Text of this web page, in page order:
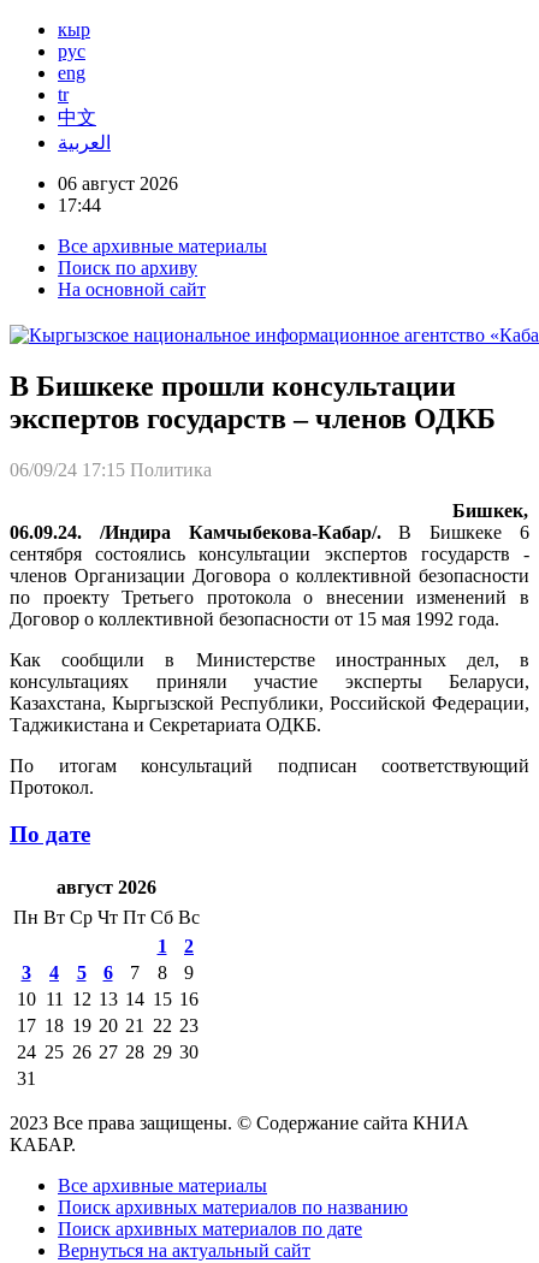
кыр
рус
eng
tr
中文
العربية
06 август 2026
17:44
Все архивные материалы
Поиск по архиву
На основной сайт
В Бишкеке прошли консультации
экспертов государств – членов ОДКБ
06/09/24 17:15 Политика
Бишкек,
06.09.24. /Индира Камчыбекова-Кабар/.В Бишкеке 6
сентября состоялись консультации экспертов государств -
членов Организации Договора о коллективной безопасности
по проекту Третьего протокола о внесении изменений в
Договор о коллективной безопасности от 15 мая 1992 года.
Как сообщили в Министерстве иностранных дел, в
консультациях приняли участие эксперты Беларуси,
Казахстана, Кыргызской Республики, Российской Федерации,
Таджикистана и Секретариата ОДКБ.
По итогам консультаций подписан соответствующий
Протокол.
По дате
август 2026
Пн Вт Ср Чт Пт Сб Вс
1
2
3
4 5 6 7 8
9
10 11 12 13 14 15 16
17 18 19 20 21 22 23
24 25 26 27 28 29 30
31
2023 Все права защищены. © Содержание сайта КНИА
КАБАР.
Все архивные материалы
Поиск архивных материалов по названию
Поиск архивных материалов по дате
Вернуться на актуальный сайт